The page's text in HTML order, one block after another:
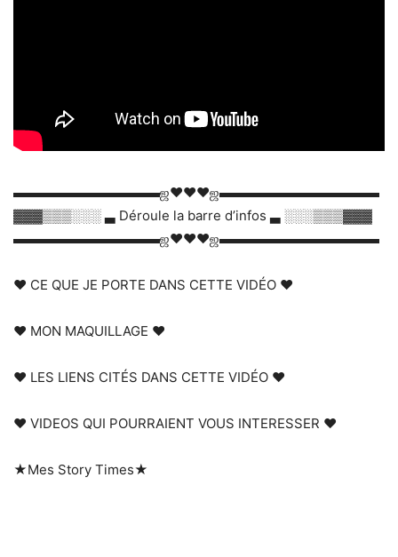
▬▬▬▬▬▬▬▬▬▬▬ஜ❤❤❤ஜ▬▬▬▬▬▬▬▬▬▬▬▬
▓▓▓▒▒▒░░░ ▃ Déroule la barre d’infos ▃ ░░░▒▒▒▓▓▓
▬▬▬▬▬▬▬▬▬▬▬ஜ❤❤❤ஜ▬▬▬▬▬▬▬▬▬▬▬▬
❤ CE QUE JE PORTE DANS CETTE VIDÉO ❤
❤ MON MAQUILLAGE ❤
❤ LES LIENS CITÉS DANS CETTE VIDÉO ❤
❤ VIDEOS QUI POURRAIENT VOUS INTERESSER ❤
★Mes Story Times★